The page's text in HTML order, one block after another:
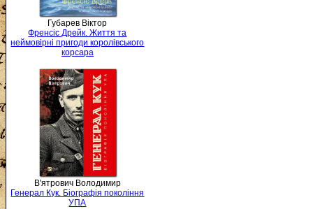
Губарев Віктор
Френсіс Дрейк. Життя та
неймовірні пригоди королівського
корсара
В'ятрович Володимир
Генерал Кук. Біографія покоління
УПА